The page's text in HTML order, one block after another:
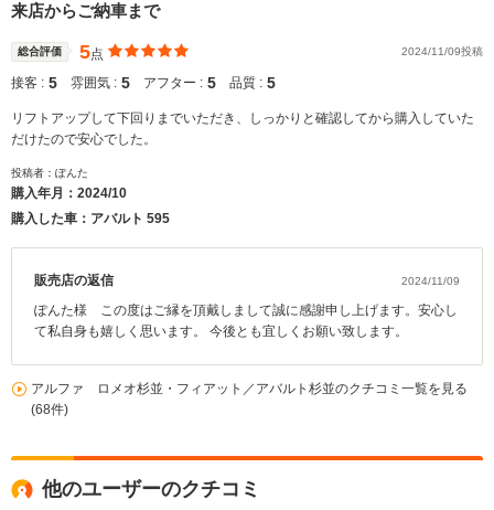
来店からご納車まで
総合評価 5点 2024/11/09投稿
接客 : 5 雰囲気 : 5 アフター : 5 品質 : 5
リフトアップして下回りまでいただき、しっかりと確認してから購入していた
だけたので安心でした。
投稿者：ぽんた
購入年月： 2024/10
購入した車：アバルト 595
販売店の返信 2024/11/09
ぽんた様 この度はご縁を頂戴しまして誠に感謝申し上げます。安心し
て私自身も嬉しく思います。 今後とも宜しくお願い致します。
アルファ ロメオ杉並・フィアット／アバルト杉並のクチコミ一覧を見る
(68件)
他のユーザーのクチコミ